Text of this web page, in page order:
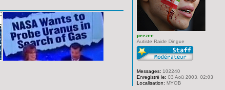
peezee
Autiste Raide Dingue
Messages: 102240
Enregistré le: 03 Aoû 2003, 02:03
Localisation: MYOB